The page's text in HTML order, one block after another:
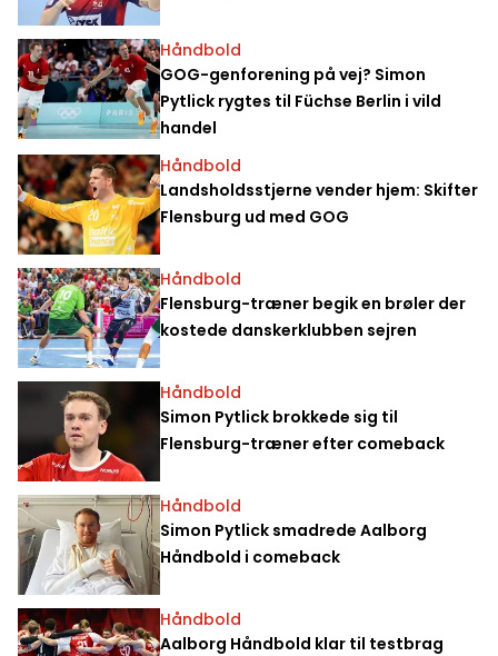
Håndbold
GOG-genforening på vej? Simon
Pytlick rygtes til Füchse Berlin i vild
handel
Håndbold
Landsholdsstjerne vender hjem: Skifter
Flensburg ud med GOG
Håndbold
Flensburg-træner begik en brøler der
kostede danskerklubben sejren
Håndbold
Simon Pytlick brokkede sig til
Flensburg-træner efter comeback
Håndbold
Simon Pytlick smadrede Aalborg
Håndbold i comeback
Håndbold
Aalborg Håndbold klar til testbrag